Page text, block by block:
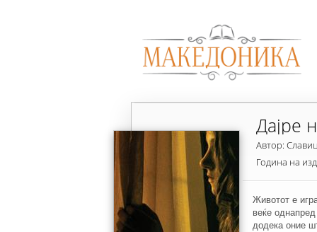
Дајре
Автор:
Година на
Животот е
веќе
додека оние